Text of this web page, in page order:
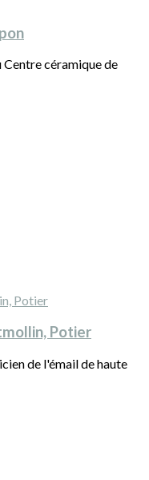
céramique de
Potier
de l'émail de haute